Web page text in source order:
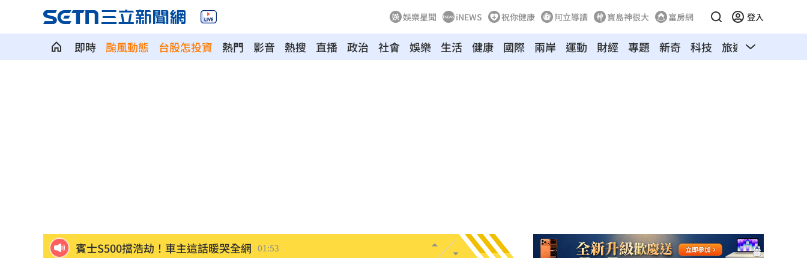
娛樂星聞 iNEWS 祝你健康 阿立導讀 寶島神很大 富房網 登入
即時 颱風動態 台股怎投資 熱門 影音 熱搜 直播 政治 社會 娛樂 生活 健康 國際 兩岸 運動 財經 專題 新奇 科技 旅遊 汽車
股災這8檔規模逆勢創高 它最猛成長逾10% 04:20
台股暴跌誰最能扛 高含金這幾檔繳正報酬